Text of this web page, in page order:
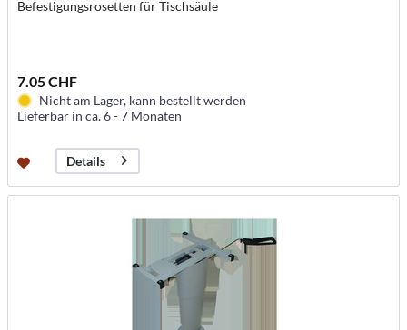
Befestigungsrosetten für Tischsäule
7.05 CHF
Nicht am Lager, kann bestellt werden
Lieferbar in ca. 6 - 7 Monaten
Details